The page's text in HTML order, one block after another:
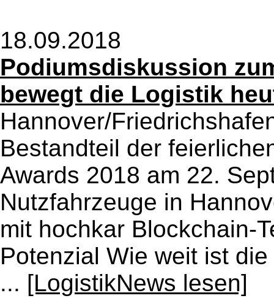
18.09.2018
Podiumsdiskussion
bewegt die Logistik
Hannover/
Bestandteil der
Awards 2018 am 22.
Nutzfahrzeuge in
mit hochkar Blockchain-
Potenzial Wie weit ist
... [LogistikNews lesen]